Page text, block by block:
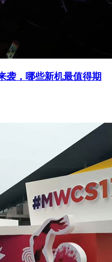
袭，哪些新机最值得期